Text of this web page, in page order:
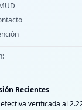
Recientes
verificada al